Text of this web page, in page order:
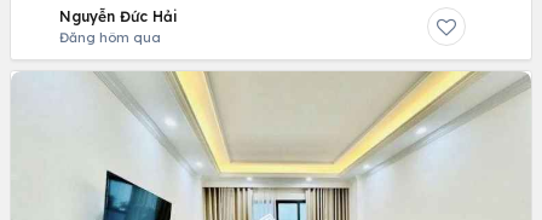
Nguyễn Đức Hải
Đăng hôm qua